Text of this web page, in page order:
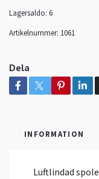
Lagersaldo: 6
Artikelnummer: 1061
Dela
INFORMATION
Luftlindad spole